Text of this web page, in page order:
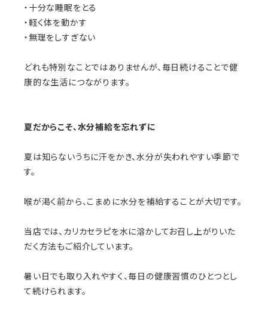
・十分な睡眠をとる
・軽く体を動かす
・無理をしすぎない
どれも特別なことではありませんが、毎日続けることで健
康的な生活につながります。
夏だからこそ、水分補給を忘れずに
夏は知らないうちに汗をかき、水分が失われやすい季節で
す。
喉が渇く前から、こまめに水分を補給することが大切です。
当店では、カリカセラピを水に溶かしてお召し上がりいた
だく方法もご紹介しています。
暑い日でも取り入れやすく、毎日の健康習慣のひとつとし
て続けられます。